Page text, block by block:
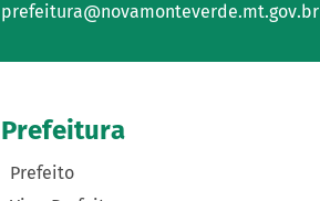
prefeitura@novamonteverde.mt.gov.br
Prefeitura
Prefeito